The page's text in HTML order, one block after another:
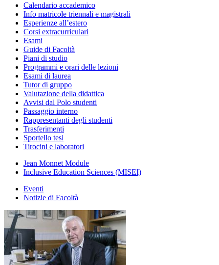
Calendario accademico
Info matricole triennali e magistrali
Esperienze all’estero
Corsi extracurriculari
Esami
Guide di Facoltà
Piani di studio
Programmi e orari delle lezioni
Esami di laurea
Tutor di gruppo
Valutazione della didattica
Avvisi dal Polo studenti
Passaggio interno
Rappresentanti degli studenti
Trasferimenti
Sportello tesi
Tirocini e laboratori
Jean Monnet Module
Inclusive Education Sciences (MISEI)
Eventi
Notizie di Facoltà